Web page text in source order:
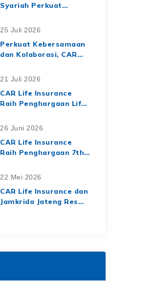
Syariah Perkuat
Syariah melalui Kerja
Syariah dengan Tiga
BPRS di Lampung
25 Juli 2026
Perkuat Kebersamaan
dan Kolaborasi, CAR
Employee Gathering
"Harmoni Nusantara,
Sinergi Berkelanjutan"
21 Juli 2026
CAR Life Insurance
Raih Penghargaan Life
Market Leaders 2026
26 Juni 2026
CAR Life Insurance
Raih Penghargaan 7th
Companies Awards
Keuangan yang Solid
dan Berkelanjutan
22 Mei 2026
CAR Life Insurance dan
Jamkrida Jateng Resmi